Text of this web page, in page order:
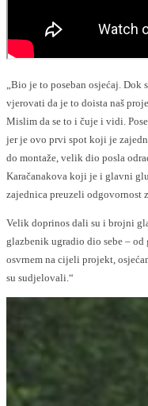
„Bio je to poseban osjećaj. Dok
vjerovati da je to doista naš
Mislim da se to i čuje i vidi.
jer je ovo prvi spot koji je
do montaže, velik dio posla
Karačanakova koji je i glavni
zajednica preuzeli odgovornost
Velik doprinos dali su i brojni
glazbenik ugradio dio sebe – od
osvrnem na cijeli projekt,
su sudjelovali.“